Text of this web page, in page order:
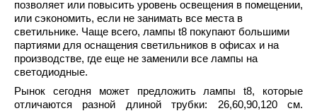
позволяет или повысить уровень освещения в помещении,
или сэкономить, если не занимать все места в
светильнике. Чаще всего, лампы t8 покупают большими
партиями для оснащения светильников в офисах и на
производстве, где еще не заменили все лампы на
светодиодные.
Рынок сегодня может предложить лампы t8, которые
отличаются разной длиной трубки: 26,60,90,120 см.